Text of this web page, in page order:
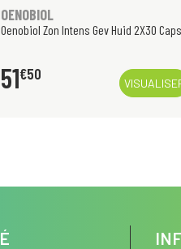
OENOBIOL
Oenobiol Zon Intens Gev Huid 2X30 Caps
51€50